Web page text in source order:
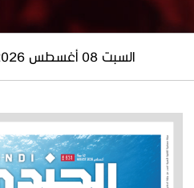
السبت 08 أغسطس 2026